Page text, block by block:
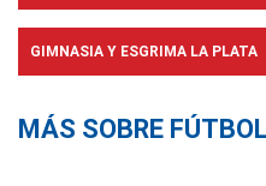
GIMNASIA Y ESGRIMA LA PLATA
MÁS SOBRE FÚTBOL